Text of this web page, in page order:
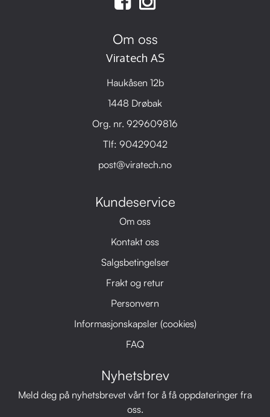
Om oss
Viratech AS
Haukåsen 12b
1448 Drøbak
Org. nr. 929609816
Tlf: 90429042
post@viratech.no
Kundeservice
Om oss
Kontakt oss
Salgsbetingelser
Frakt og retur
Personvern
Informasjonskapsler (cookies)
FAQ
Nyhetsbrev
Meld deg på nyhetsbrevet vårt for å få oppdateringer fra
oss.